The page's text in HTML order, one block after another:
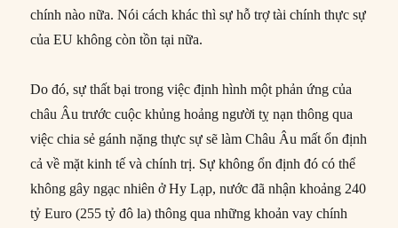
chính nào nữa. Nói cách khác thì sự hỗ trợ tài chính thực sự
của EU không còn tồn tại nữa.
Do đó, sự thất bại trong việc định hình một phản ứng của
châu Âu trước cuộc khủng hoảng người tỵ nạn thông qua
việc chia sẻ gánh nặng thực sự sẽ làm Châu Âu mất ổn định
cả về mặt kinh tế và chính trị. Sự không ổn định đó có thể
không gây ngạc nhiên ở Hy Lạp, nước đã nhận khoảng 240
tỷ Euro (255 tỷ đô la) thông qua những khoản vay chính